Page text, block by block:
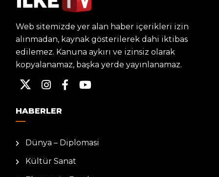
Web sitemizde yer alan haber içerikleri izin
alınmadan, kaynak gösterilerek dahi iktibas
edilemez. Kanuna aykırı ve izinsiz olarak
kopyalanamaz, başka yerde yayınlanamaz.
HABERLER
Dünya – Diplomasi
Kültür Sanat